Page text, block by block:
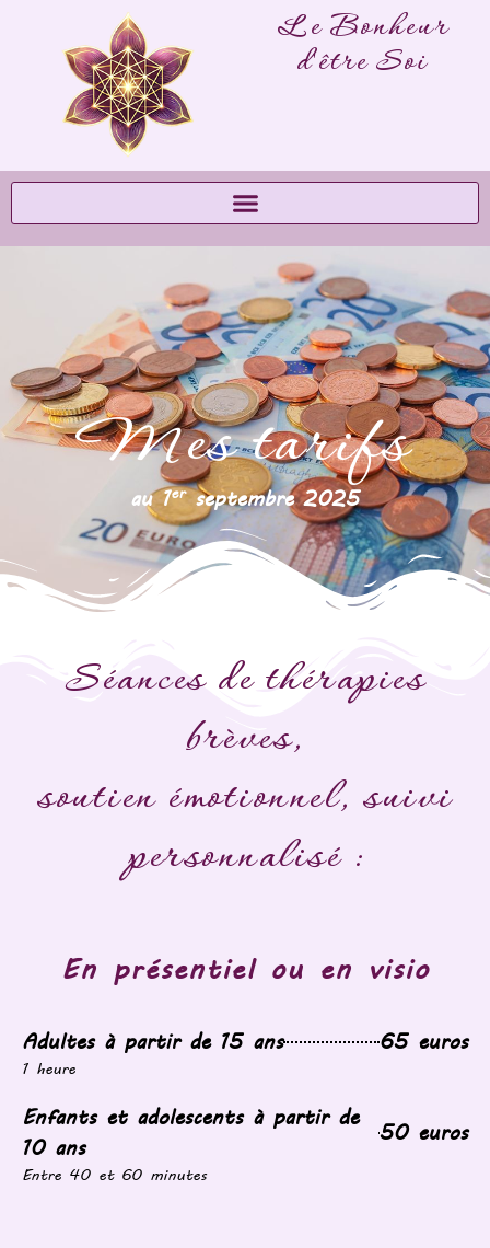
Le Bonheur
d'être Soi
Mes tarifs
au 1erseptembre 2025
Séances de thérapies
brèves,
soutien émotionnel, suivi
personnalisé :
En présentiel ou en visio
Adultes à partir de 15 ans 65 euros
1 heure
Enfants et adolescents à partir de
10 ans
50 euros
Entre 40 et 60 minutes